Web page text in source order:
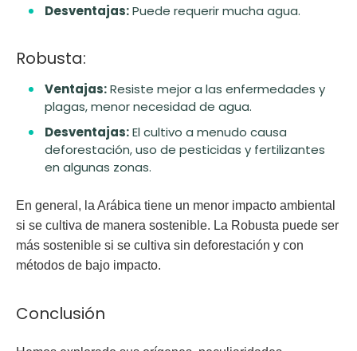
Desventajas:Puede requerir mucha agua.
Robusta:
Ventajas:Resiste mejor a las enfermedades y
plagas, menor necesidad de agua.
Desventajas:El cultivo a menudo causa
deforestación, uso de pesticidas y fertilizantes
en algunas zonas.
En general, la Arábica tiene un menor impacto ambiental
si se cultiva de manera sostenible. La Robusta puede ser
más sostenible si se cultiva sin deforestación y con
métodos de bajo impacto.
Conclusión